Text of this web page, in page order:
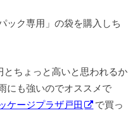
ック専用」の袋を購入しち
ちょっと高いと思われるか
にも強いのでオススメで
ケージプラザ戸田
で買っ